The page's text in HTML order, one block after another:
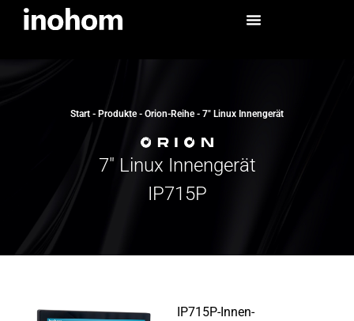
Start - Produkte- Orion-Reihe- 7″ Linux Innengerät
7" Linux Innengerät
IP715P
IP715P-Innen-